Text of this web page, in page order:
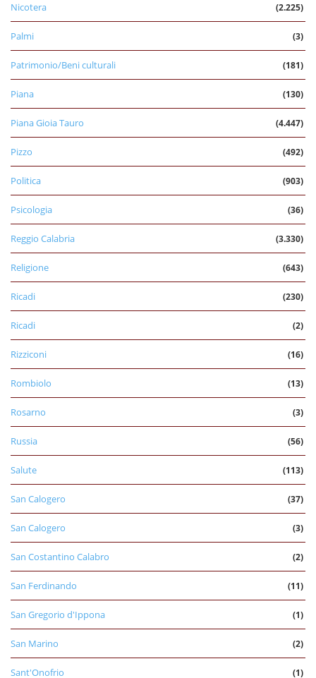
Nicotera (2.225)
Palmi (3)
Patrimonio/Beni culturali (181)
Piana (130)
Piana Gioia Tauro (4.447)
Pizzo (492)
Politica (903)
Psicologia (36)
Reggio Calabria (3.330)
Religione (643)
Ricadi (230)
Ricadi (2)
Rizziconi (16)
Rombiolo (13)
Rosarno (3)
Russia (56)
Salute (113)
San Calogero (37)
San Calogero (3)
San Costantino Calabro (2)
San Ferdinando (11)
San Gregorio d'Ippona (1)
San Marino (2)
Sant'Onofrio (1)